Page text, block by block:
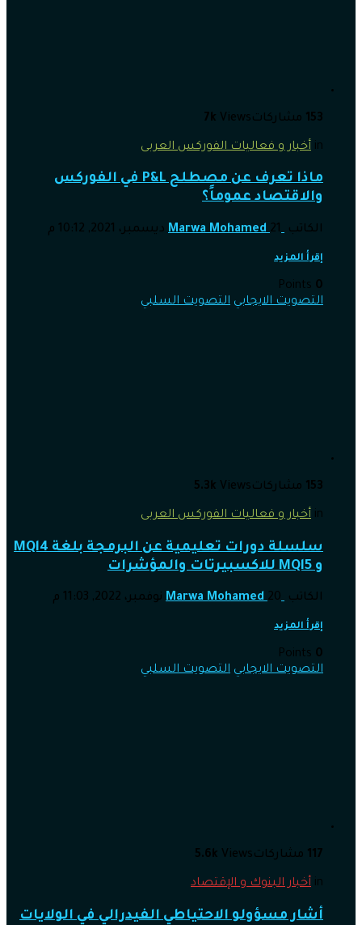
153 مشاركات 7k Views
in أخبار و فعاليات الفوركس العربى
ماذا تعرف عن مصطلح P&L في الفوركس
والاقتصاد عموماً؟
الكاتب Marwa Mohamed 21 ديسمبر، 2021, 10:12 م
إقرأ المزيد
0
التصويت الايجابي التصويت السلبي
153 مشاركات 5.3k Views
in أخبار و فعاليات الفوركس العربى
سلسلة دورات تعليمية عن البرمجة بلغة MQl4
و MQl5 للاكسبيرتات والمؤشرات
الكاتب Marwa Mohamed 20 نوفمبر، 2022, 11:03 م
إقرأ المزيد
0
التصويت الايجابي التصويت السلبي
117 مشاركات 5.6k Views
in أخبار البنوك و الإقتصاد
أشار مسؤولو الاحتياطي الفيدرالي في الولايات